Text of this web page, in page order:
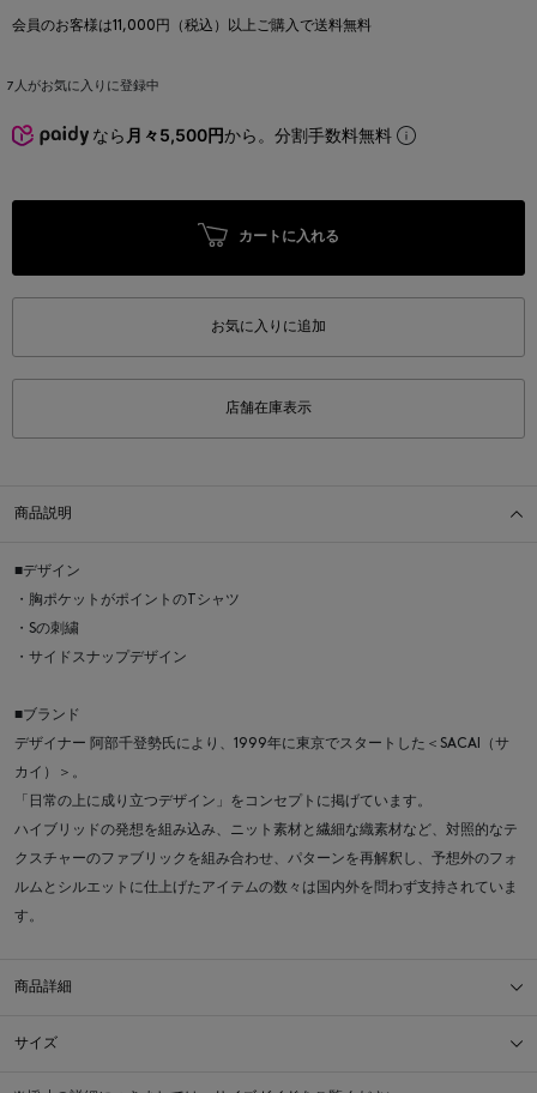
会員のお客様は11,000円（税込）以上ご購入で送料無料
7 人がお気に入りに登録中
なら 月々5,500円から。分割手数料無料
カートに入れる
お気に入りに追加
店舗在庫表示
商品説明
■デザイン
・胸ポケットがポイントのTシャツ
・Sの刺繍
・サイドスナップデザイン
■ブランド
デザイナー 阿部千登勢氏により、1999年に東京でスタートした＜SACAI（サ
カイ）＞。
「日常の上に成り立つデザイン」をコンセプトに掲げています。
ハイブリッドの発想を組み込み、ニット素材と繊細な織素材など、対照的なテ
クスチャーのファブリックを組み合わせ、パターンを再解釈し、予想外のフォ
ルムとシルエットに仕上げたアイテムの数々は国内外を問わず支持されていま
す。
商品詳細
サイズ